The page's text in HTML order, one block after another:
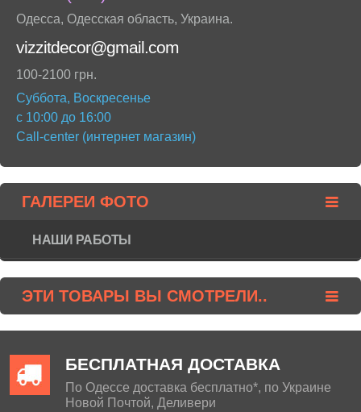
Одесса, Одесская область, Украина.
vizzitdecor@gmail.com
100-2100 грн.
Суббота, Воскресенье
с 10:00 до 16:00
Call-center (интернет магазин)
ГАЛЕРЕИ ФОТО
НАШИ РАБОТЫ
ЭТИ ТОВАРЫ ВЫ СМОТРЕЛИ..
БЕСПЛАТНАЯ ДОСТАВКА
По Одессе доставка бесплатно*, по Украине
Новой Почтой, Деливери